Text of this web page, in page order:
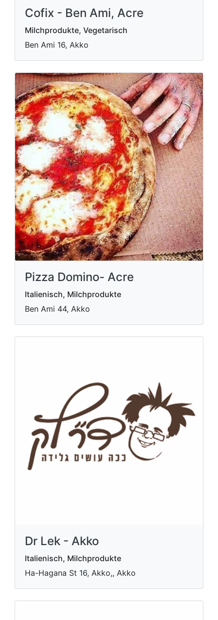
Cofix - Ben Ami, Acre
Milchprodukte, Vegetarisch
Ben Ami 16, Akko
Pizza Domino- Acre
Italienisch, Milchprodukte
Ben Ami 44, Akko
Dr Lek - Akko
Italienisch, Milchprodukte
Ha-Hagana St 16, Akko,, Akko